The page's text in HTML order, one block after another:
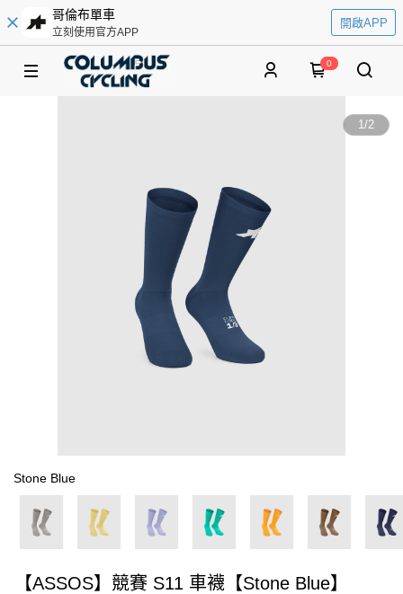
哥倫布單車
立刻使用官方APP
開啟APP
0
1/2
Stone Blue
【ASSOS】競賽 S11 車襪【Stone Blue】